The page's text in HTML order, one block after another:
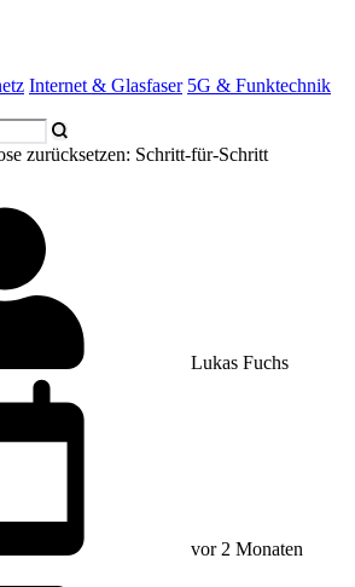
Internet & Glasfaser 5G & Funktechnik
zurücksetzen: Schritt-für-Schritt
Lukas Fuchs
vor 2 Monaten